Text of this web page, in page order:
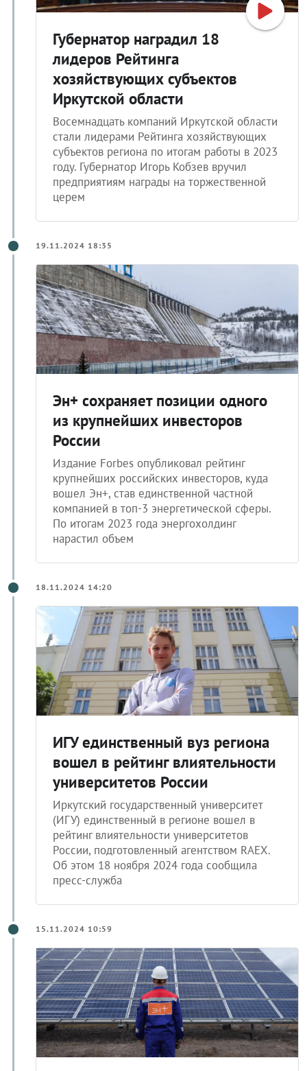
Губернатор наградил 18
лидеров Рейтинга
хозяйствующих субъектов
Иркутской области
Восемнадцать компаний Иркутской области
стали лидерами Рейтинга хозяйствующих
субъектов региона по итогам работы в 2023
году. Губернатор Игорь Кобзев вручил
предприятиям награды на торжественной
церем
19.11.2024 18:35
Эн+ сохраняет позиции одного
из крупнейших инвесторов
России
Издание Forbes опубликовал рейтинг
крупнейших российских инвесторов, куда
вошел Эн+, став единственной частной
компанией в топ-3 энергетической сферы.
По итогам 2023 года энергохолдинг
нарастил объем
18.11.2024 14:20
ИГУ единственный вуз региона
вошел в рейтинг влиятельности
университетов России
Иркутский государственный университет
(ИГУ) единственный в регионе вошел в
рейтинг влиятельности университетов
России, подготовленный агентством RAEX.
Об этом 18 ноября 2024 года сообщила
пресс-служба
15.11.2024 10:59